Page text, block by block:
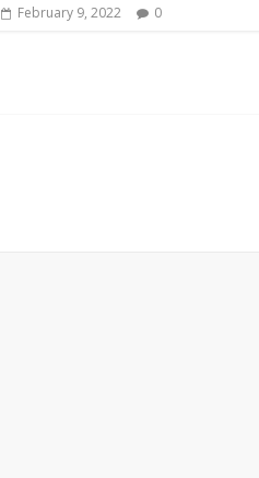
February 9, 2022 0